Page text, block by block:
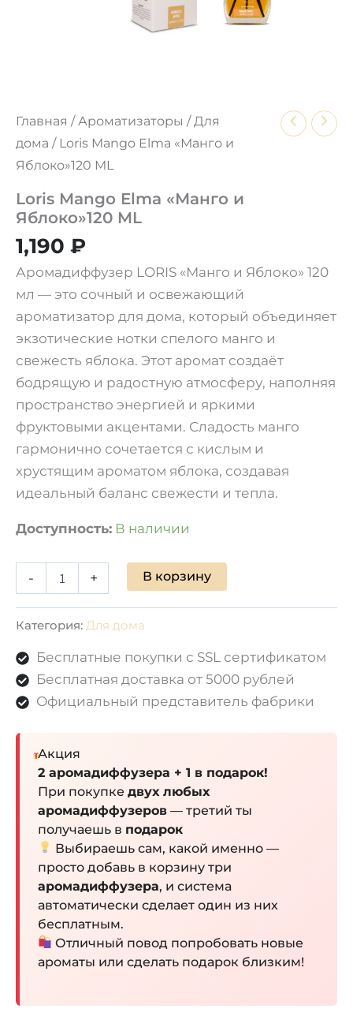
Главная /Ароматизаторы /Для
дома / Loris Mango Elma «Манго и
Яблоко»120 ML
Loris Mango Elma «Манго и
Яблоко»120 ML
1,190 ₽
Аромадиффузер LORIS «Манго и Яблоко» 120
мл — это сочный и освежающий
ароматизатор для дома, который объединяет
экзотические нотки спелого манго и
свежесть яблока. Этот аромат создаёт
бодрящую и радостную атмосферу, наполняя
пространство энергией и яркими
фруктовыми акцентами. Сладость манго
гармонично сочетается с кислым и
хрустящим ароматом яблока, создавая
идеальный баланс свежести и тепла.
Доступность: В наличии
- + В корзину
Категория: Для дома
Бесплатные покупки с SSL сертификатом
Бесплатная доставка от 5000 рублей
Официальный представитель фабрики
Акция
2 аромадиффузера + 1 в подарок!
При покупкедвух любых
аромадиффузеров — третий ты
получаешь в подарок
Выбираешь сам, какой именно —
просто добавь в корзину три
аромадиффузера, и система
автоматически сделает один из них
бесплатным.
Отличный повод попробовать новые
ароматы или сделать подарок близким!